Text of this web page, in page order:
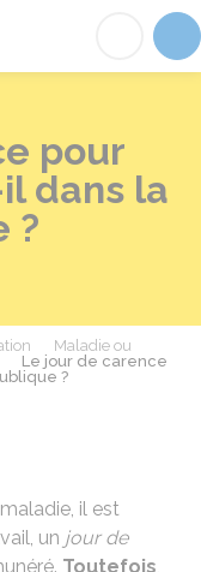
Fréville-du-
pour
dans la
?
Maladie ou
Le jour de carence
?
il est
un jour de
Toutefois,